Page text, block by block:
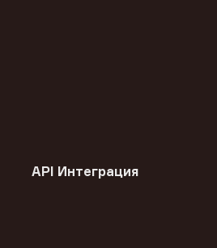
API Интеграция